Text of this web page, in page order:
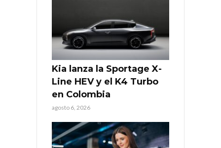
Kia lanza la Sportage X-
Line HEV y el K4 Turbo
en Colombia
agosto 6, 2026